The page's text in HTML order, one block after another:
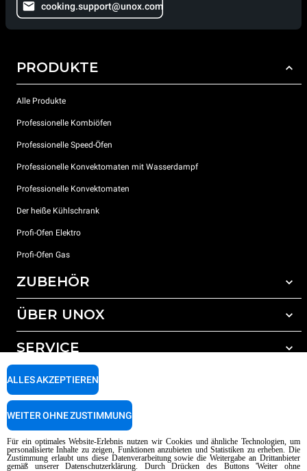
cooking.support@unox.com
PRODUKTE
Alle Produkte
Professionelle Kombiöfen
Professionelle Speed-Öfen
Professionelle Konvektomaten mit Wasserdampf
Professionelle Konvektomaten
Der heiße Kühlschrank
Profi-Ofen Elektro
Profi-Ofen Gas
ZUBEHÖR
Gesamtes Zubehör
Wasseraufbereitung mit Kunstharzfiltern
Wasseraufbereitung durch Umkehrosmose
ÜBER UNOX
Unsere Standorte weltweit
SERVICE
Unox garantie
Händler Suche
Copyright 2026 UNOX SpA Alle Rechte vorbehalten. Reg. Imp. Padova n °
04230750285 - REA Padova 372835 - Kap. Soc. 5.000.000 € iv - P.IVA / CF
AI Content Disclaimer Privacy policy Cookie policy
Für ein optimales Website-Erlebnis nutzen wir Cookies und ähnliche Technologien, um
personalisierte Inhalte zu zeigen, Funktionen anzubieten und Statistiken zu erheben. Die
Zustimmung erlaubt uns diese Datenverarbeitung sowie die Weitergabe an Drittanbieter
gemäß unserer Datenschutzerklärung. Durch Drücken des Buttons 'Weiter ohne
ALLES AKZEPTIEREN
WEITER OHNE ZUSTIMMUNG